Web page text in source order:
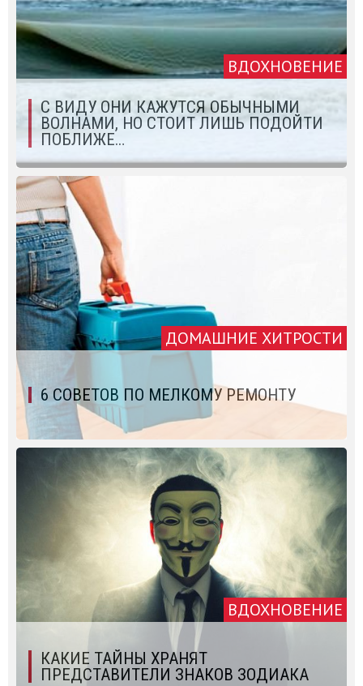
ВДОХНОВЕНИЕ
С ВИДУ ОНИ КАЖУТСЯ ОБЫЧНЫМИ
ВОЛНАМИ, НО СТОИТ ЛИШЬ ПОДОЙТИ
ПОБЛИЖЕ…
ДОМАШНИЕ ХИТРОСТИ
6 СОВЕТОВ ПО МЕЛКОМУ РЕМОНТУ
ВДОХНОВЕНИЕ
КАКИЕ ТАЙНЫ ХРАНЯТ
ПРЕДСТАВИТЕЛИ ЗНАКОВ ЗОДИАКА